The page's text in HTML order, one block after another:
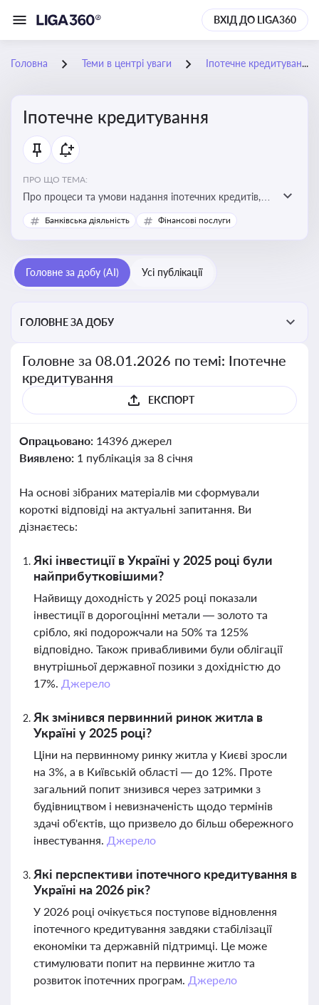
ВХІД ДО LIGA360
Головна Теми в центрі уваги Іпотечне кредитування
Іпотечне кредитування
ПРО ЩО ТЕМА:
Про процеси та умови надання іпотечних кредитів,
зміни у законодавстві та тенденції на ринку житла
Банківська діяльність Фінансові послуги
Головне за добу (AI) Усі публікації
ГОЛОВНЕ ЗА ДОБУ
Головне за 08.01.2026 по темі: Іпотечне
кредитування
ЕКСПОРТ
Опрацьовано: 14396 джерел
Виявлено: 1 публікація за 8 січня
На основі зібраних матеріалів ми сформували
короткі відповіді на актуальні запитання. Ви
дізнаєтесь:
Які інвестиції в Україні у 2025 році були
найприбутковішими?
Найвищу доходність у 2025 році показали
інвестиції в дорогоцінні метали — золото та
срібло, які подорожчали на 50% та 125%
відповідно. Також привабливими були облігації
внутрішньої державної позики з дохідністю до
17%. Джерело
Як змінився первинний ринок житла в
Україні у 2025 році?
Ціни на первинному ринку житла у Києві зросли
на 3%, а в Київській області — до 12%. Проте
загальний попит знизився через затримки з
будівництвом і невизначеність щодо термінів
здачі об'єктів, що призвело до більш обережного
інвестування. Джерело
Які перспективи іпотечного кредитування в
Україні на 2026 рік?
У 2026 році очікується поступове відновлення
іпотечного кредитування завдяки стабілізації
економіки та державній підтримці. Це може
стимулювати попит на первинне житло та
розвиток іпотечних програм. Джерело